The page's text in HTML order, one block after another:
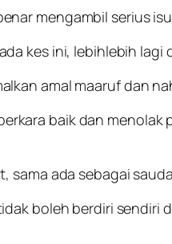
mengambil serius
kes ini, lebihlebih lagi
amal maaruf dan
baik dan
sama ada sebagai
boleh berdiri